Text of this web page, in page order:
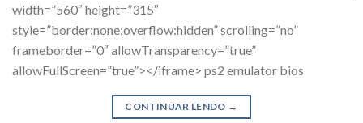
width=”560″ height=”315″
style=”border:none;overflow:hidden” scrolling=”no”
frameborder=”0″ allowTransparency=”true”
allowFullScreen=”true”></iframe> ps2 emulator bios
CONTINUAR LENDO →